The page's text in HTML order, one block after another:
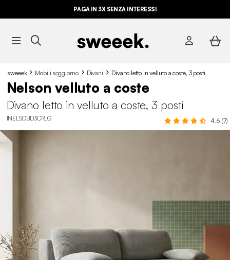
PAGA IN 3X SENZA INTERESSI
sweeek Mobili soggiorno Divani Divano letto in velluto a coste, 3 posti
Nelson velluto a coste
Divano letto in velluto a coste, 3 posti
INELSOBD3CRLG 4.6 (7)